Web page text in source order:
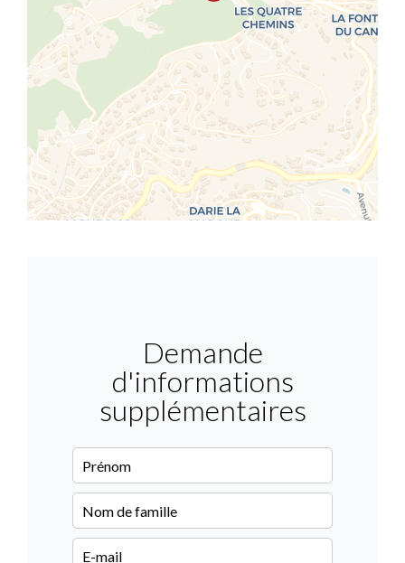
Demande
d'informations
supplémentaires